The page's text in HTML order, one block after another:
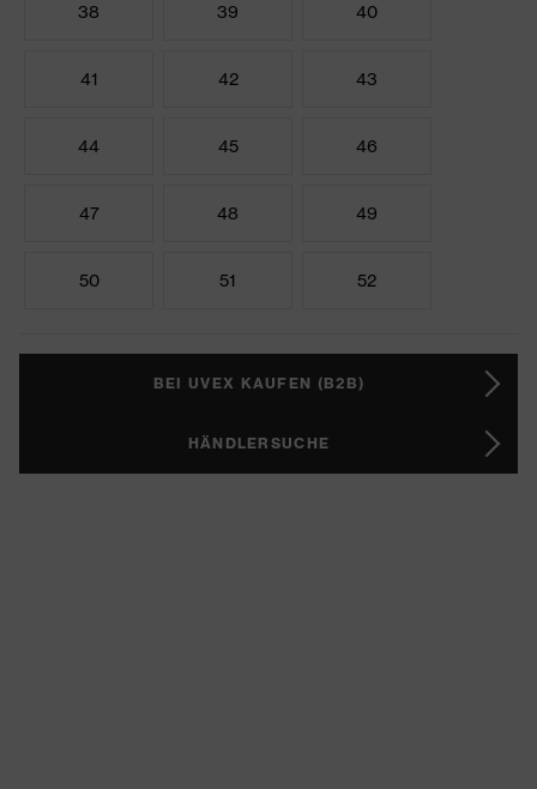
38 39 40
41 42 43
44 45 46
47 48 49
50 51 52
BEI UVEX KAUFEN (B2B)
HÄNDLERSUCHE